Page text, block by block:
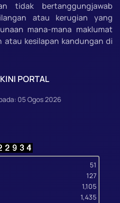
tidak bertanggungjawab
atau kerugian yang
mana-mana maklumat
atau kesilapan kandungan di
PORTAL
05 Ogos 2026
51
127
1,105
1,435